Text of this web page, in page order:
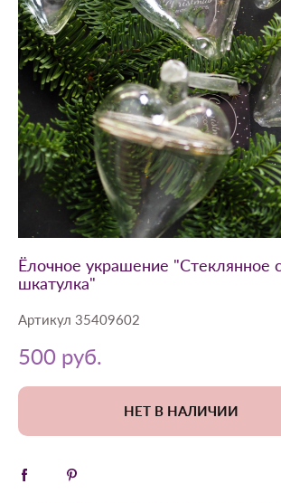
Ёлочное украшение "Стеклянное
шкатулка"
Артикул 35409602
500 pуб.
НЕТ В НАЛИЧИИ